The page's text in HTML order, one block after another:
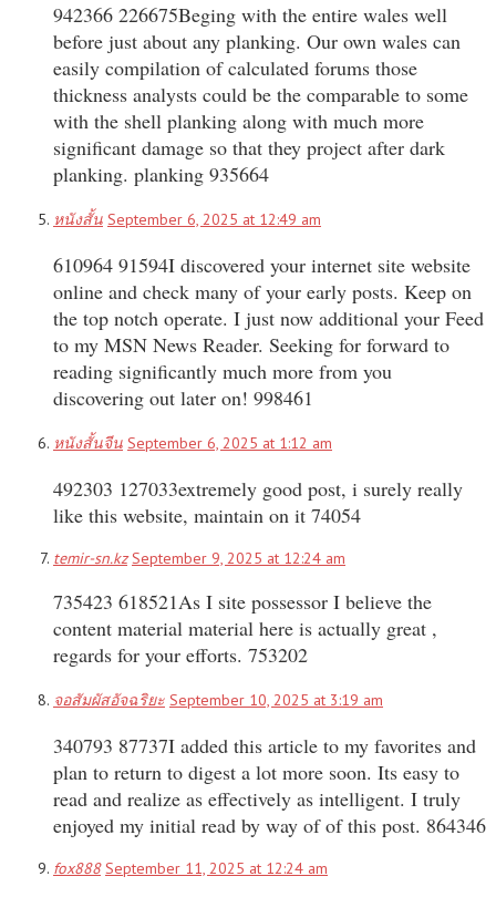
942366 226675Beging with the entire wales well
before just about any planking. Our own wales can
easily compilation of calculated forums those
thickness analysts could be the comparable to some
with the shell planking along with much more
significant damage so that they project after dark
planking. planking 935664
หนังสั้น September 6, 2025 at 12:49 am
610964 91594I discovered your internet site website
online and check many of your early posts. Keep on
the top notch operate. I just now additional your Feed
to my MSN News Reader. Seeking for forward to
reading significantly much more from you
discovering out later on! 998461
หนังสั้นจีน September 6, 2025 at 1:12 am
492303 127033extremely good post, i surely really
like this website, maintain on it 74054
temir-sn.kz September 9, 2025 at 12:24 am
735423 618521As I site possessor I believe the
content material material here is actually great ,
regards for your efforts. 753202
จอสัมผัสอัจฉริยะ September 10, 2025 at 3:19 am
340793 87737I added this article to my favorites and
plan to return to digest a lot more soon. Its easy to
read and realize as effectively as intelligent. I truly
enjoyed my initial read by way of of this post. 864346
fox888 September 11, 2025 at 12:24 am